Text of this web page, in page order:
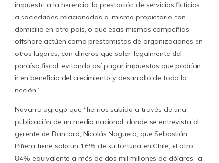
impuesto a la herencia, la prestación de servicios ficticios
a sociedades relacionadas al mismo propietario con
domicilio en otro país, o que esas mismas compañías
offshore actúen como prestamistas de organizaciones en
otros lugares, con dineros que salen legalmente del
paraíso fiscal, evitando así pagar impuestos que podrían
ir en beneficio del crecimiento y desarrollo de toda la
nación”.
Navarro agregó que “hemos sabido a través de una
publicación de un medio nacional, donde se entrevista al
gerente de Bancard, Nicolás Noguera, que Sebastián
Piñera tiene solo un 16% de su fortuna en Chile, el otro
84% equivalente a más de dos mil millones de dólares, la